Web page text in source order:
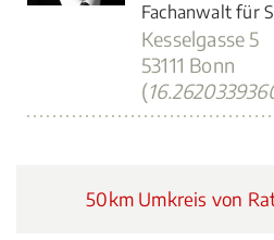
Fachanwalt für
Kesselgasse 5
53111 Bonn
(
50km Umkreis von